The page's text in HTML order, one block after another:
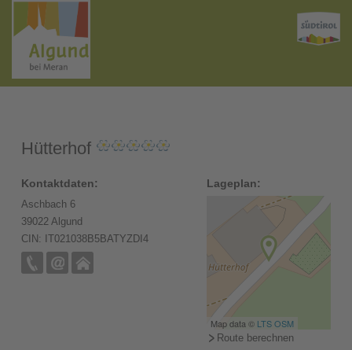
Hütterhof
Kontaktdaten:
Aschbach 6
39022 Algund
CIN: IT021038B5BATYZDI4
Lageplan:
Map data © LTS OSM
Route berechnen